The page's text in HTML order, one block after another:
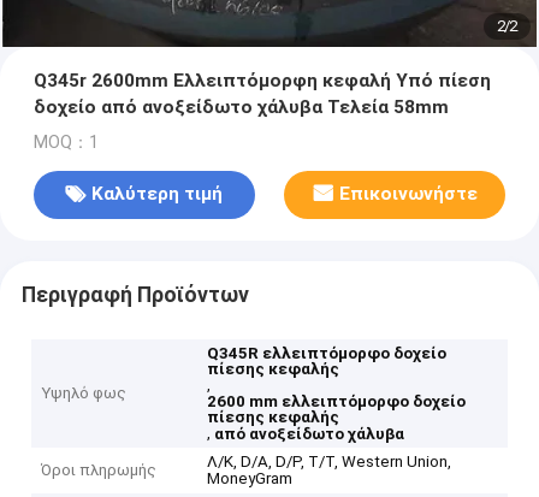
2/2
Q345r 2600mm Ελλειπτόμορφη κεφαλή Υπό πίεση
δοχείο από ανοξείδωτο χάλυβα Τελεία 58mm
MOQ：1
Καλύτερη τιμή Επικοινωνήστε
Περιγραφή Προϊόντων
Υψηλό φως
Q345R ελλειπτόμορφο δοχείο
πίεσης κεφαλής
,
2600 mm ελλειπτόμορφο δοχείο
πίεσης κεφαλής
, από ανοξείδωτο χάλυβα
Όροι πληρωμής
Λ/Κ, D/A, D/P, T/T, Western Union,
MoneyGram